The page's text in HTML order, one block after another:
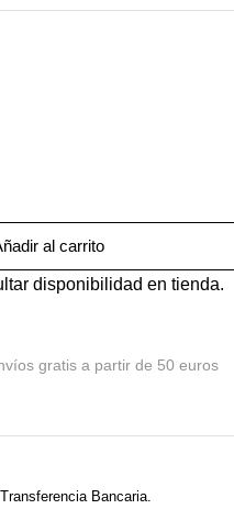
al carrito
disponibilidad en tienda.
Bancaria.